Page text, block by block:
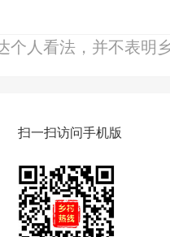
个人看法，并不表明
扫一扫访问手机版